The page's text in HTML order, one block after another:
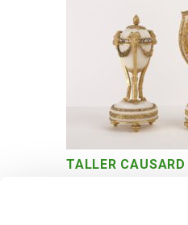
TALLER CAUSARD